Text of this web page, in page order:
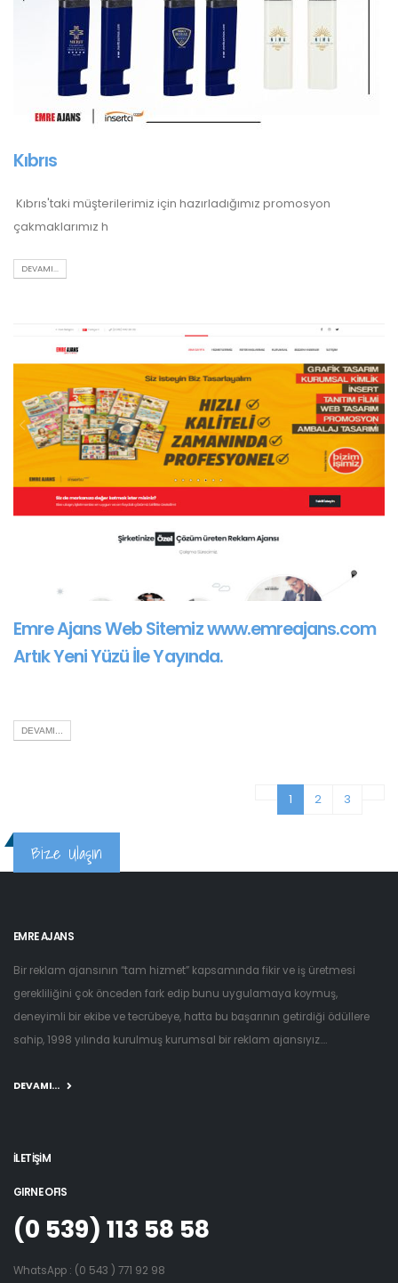
Kıbrıs
Kıbrıs'taki müşterilerimiz için hazırladığımız promosyon
çakmaklarımız h
DEVAMI...
Emre Ajans Web Sitemiz www.emreajans.com
Artık Yeni Yüzü İle Yayında.
DEVAMI...
1 2 3
Bize Ulaşın
EMRE AJANS
Bir reklam ajansının “tam hizmet” kapsamında fikir ve iş üretmesi
gerekliliğini çok önceden fark edip bunu uygulamaya koymuş,
deneyimli bir ekibe ve tecrübeye, hatta bu başarının getirdiği ödüllere
sahip, 1998 yılında kurulmuş kurumsal bir reklam ajansıyız....
DEVAMI...
İLETİŞİM
GIRNE OFIS
(0 539) 113 58 58
WhatsApp : (0 543 ) 771 92 98